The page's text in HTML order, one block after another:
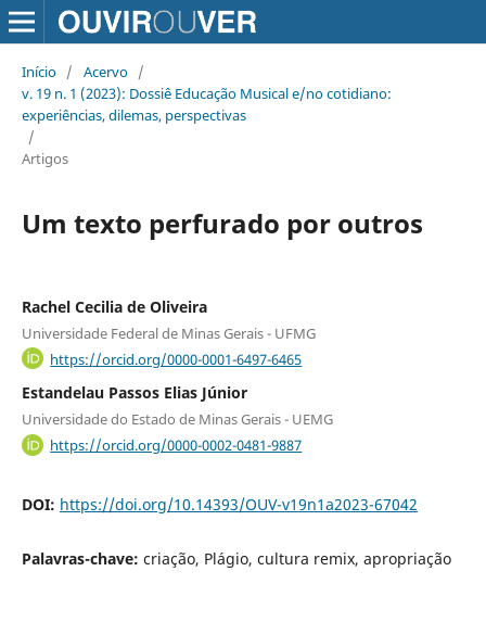
Início / Acervo /
v. 19 n. 1 (2023): Dossiê Educação Musical e/no cotidiano:
experiências, dilemas, perspectivas
/
Artigos
Um texto perfurado por outros
Rachel Cecilia de Oliveira
Universidade Federal de Minas Gerais - UFMG
https://orcid.org/0000-0001-6497-6465
Estandelau Passos Elias Júnior
Universidade do Estado de Minas Gerais - UEMG
https://orcid.org/0000-0002-0481-9887
DOI: https://doi.org/10.14393/OUV-v19n1a2023-67042
Palavras-chave: criação, Plágio, cultura remix, apropriação